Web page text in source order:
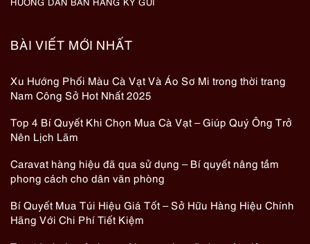
BÀI VIẾT MỚI NHẤT
Xu Hướng Phối Màu Cà Vạt Và Áo Sơ Mi trong thời trang
Nam Công Sở Hot Nhất 2025
Top 4 Bí Quyết Khi Chọn Mua Cà Vạt – Giúp Quý Ông Trở
Nên Lịch Lãm
Caravat hàng hiệu đã qua sử dụng – Bí quyết nâng tầm
phong cách cho dân văn phòng
Bí Quyết Mua Túi Hiệu Giá Tốt – Sở Hữu Hàng Hiệu Chính
Hãng Với Chi Phí Tiết Kiệm